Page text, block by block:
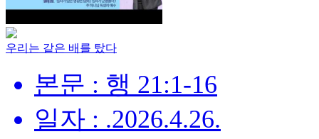
우리는 같은 배를 탔다
본문 : 행 21:1-16
일자 : .2026.4.26.